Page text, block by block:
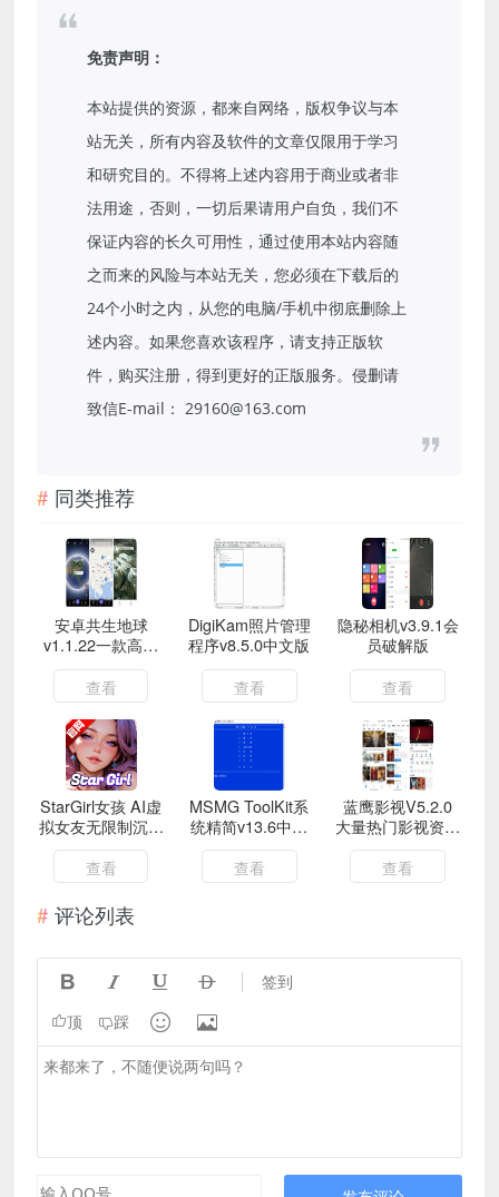
免责声明：
本站提供的资源，都来自网络，版权争议与本
站无关，所有内容及软件的文章仅限用于学习
和研究目的。不得将上述内容用于商业或者非
法用途，否则，一切后果请用户自负，我们不
保证内容的长久可用性，通过使用本站内容随
之而来的风险与本站无关，您必须在下载后的
24个小时之内，从您的电脑/手机中彻底删除上
述内容。如果您喜欢该程序，请支持正版软
件，购买注册，得到更好的正版服务。侵删请
致信E-mail： 29160@163.com
同类推荐
安卓共生地球
v1.1.22一款高清
卫星地图纯净版
查看
DigiKam照片管理
程序v8.5.0中文版
查看
隐秘相机v3.9.1会
员破解版
查看
StarGirl女孩 AI虚
拟女友无限制沉浸
聊天
查看
MSMG ToolKit系
统精简v13.6中文
版
查看
蓝鹰影视V5.2.0
大量热门影视资源
免费看
查看
评论列表
    签到
顶 踩  